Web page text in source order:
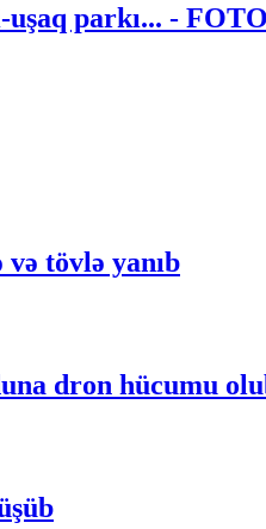
parkı... - FOTO
tövlə yanıb
dron hücumu